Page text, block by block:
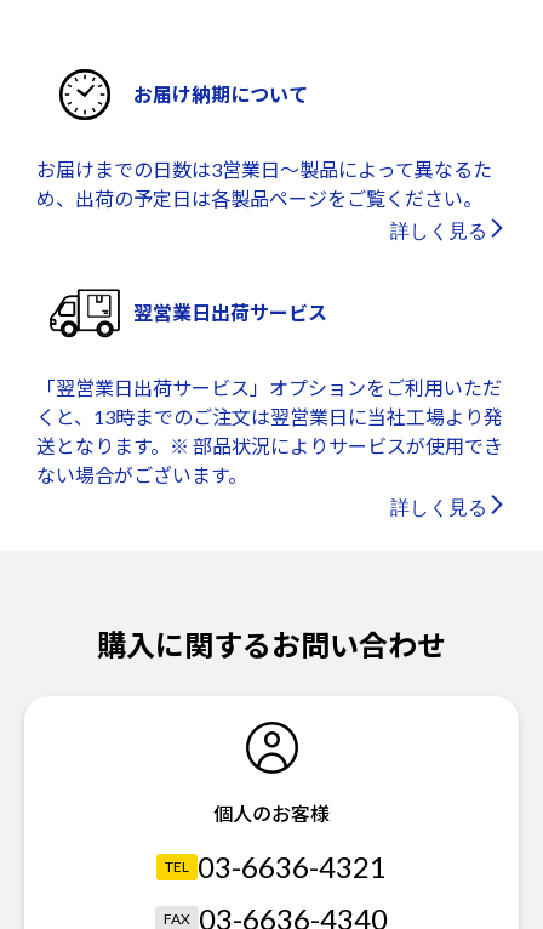
お届け納期について
お届けまでの日数は3営業日～製品によって異なるた
め、出荷の予定日は各製品ページをご覧ください。
詳しく見る
翌営業日出荷サービス
「翌営業日出荷サービス」オプションをご利用いただ
くと、13時までのご注文は翌営業日に当社工場より発
送となります。※ 部品状況によりサービスが使用でき
ない場合がございます。
詳しく見る
購入に関するお問い合わせ
個人のお客様
TEL 03-6636-4321
FAX 03-6636-4340